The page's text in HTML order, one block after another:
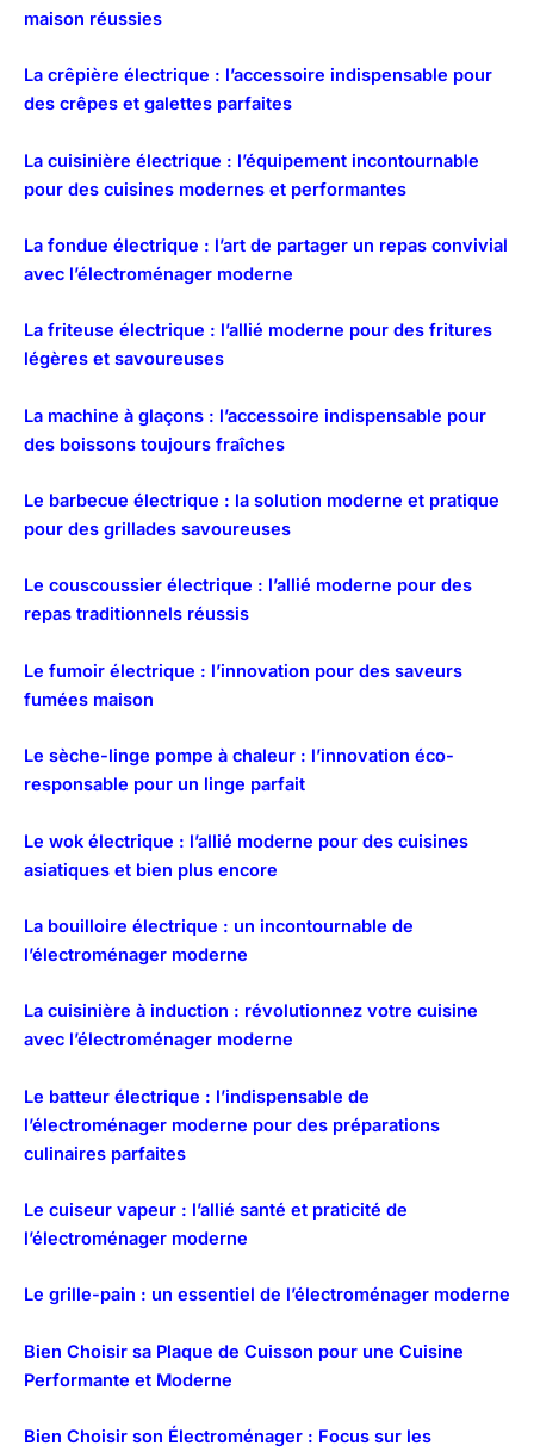
maison réussies
La crêpière électrique : l’accessoire indispensable pour
des crêpes et galettes parfaites
La cuisinière électrique : l’équipement incontournable
pour des cuisines modernes et performantes
La fondue électrique : l’art de partager un repas convivial
avec l’électroménager moderne
La friteuse électrique : l’allié moderne pour des fritures
légères et savoureuses
La machine à glaçons : l’accessoire indispensable pour
des boissons toujours fraîches
Le barbecue électrique : la solution moderne et pratique
pour des grillades savoureuses
Le couscoussier électrique : l’allié moderne pour des
repas traditionnels réussis
Le fumoir électrique : l’innovation pour des saveurs
fumées maison
Le sèche-linge pompe à chaleur : l’innovation éco-
responsable pour un linge parfait
Le wok électrique : l’allié moderne pour des cuisines
asiatiques et bien plus encore
La bouilloire électrique : un incontournable de
l’électroménager moderne
La cuisinière à induction : révolutionnez votre cuisine
avec l’électroménager moderne
Le batteur électrique : l’indispensable de
l’électroménager moderne pour des préparations
culinaires parfaites
Le cuiseur vapeur : l’allié santé et praticité de
l’électroménager moderne
Le grille-pain : un essentiel de l’électroménager moderne
Bien Choisir sa Plaque de Cuisson pour une Cuisine
Performante et Moderne
Bien Choisir son Électroménager : Focus sur les